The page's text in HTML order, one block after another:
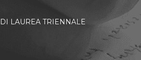
LAUREA TRIENNALE